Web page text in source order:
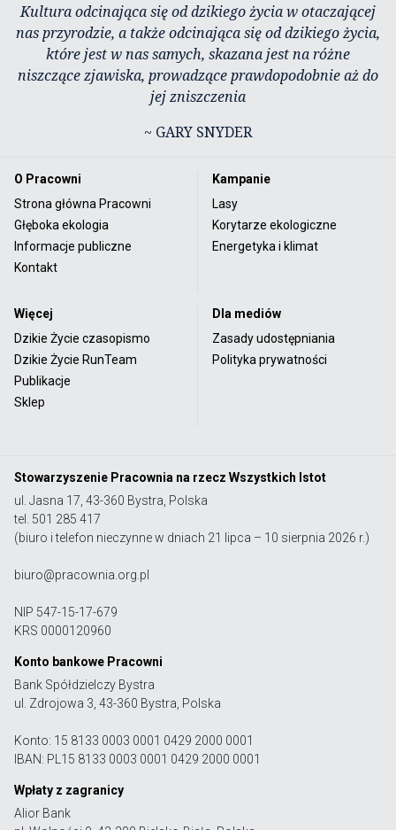
Kultura odcinająca się od dzikiego życia w otaczającej
nas przyrodzie, a także odcinająca się od dzikiego życia,
które jest w nas samych, skazana jest na różne
niszczące zjawiska, prowadzące prawdopodobnie aż do
jej zniszczenia
~ GARY SNYDER
O Pracowni
Strona główna Pracowni
Głęboka ekologia
Informacje publiczne
Kontakt
Kampanie
Lasy
Korytarze ekologiczne
Energetyka i klimat
Więcej
Dzikie Życie czasopismo
Dzikie Życie RunTeam
Publikacje
Sklep
Dla mediów
Zasady udostępniania
Polityka prywatności
Stowarzyszenie Pracownia na rzecz Wszystkich Istot
ul. Jasna 17, 43-360 Bystra, Polska
tel. 501 285 417
(biuro i telefon nieczynne w dniach 21 lipca – 10 sierpnia 2026 r.)
biuro@pracownia.org.pl
NIP 547-15-17-679
KRS 0000120960
Konto bankowe Pracowni
Bank Spółdzielczy Bystra
ul. Zdrojowa 3, 43-360 Bystra, Polska
Konto: 15 8133 0003 0001 0429 2000 0001
IBAN: PL15 8133 0003 0001 0429 2000 0001
Wpłaty z zagranicy
Alior Bank